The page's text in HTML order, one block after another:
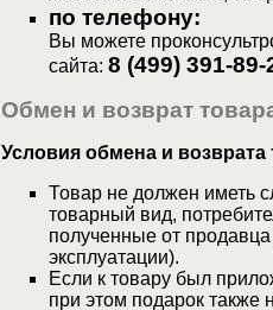
по телефону:
Вы можете
сайта: 8 (499) 391-
Обмен и возврат
Условия обмена и возврата
Товар не должен иметь
товарный вид,
полученные от
эксплуатации).
Если к товару был
при этом подарок также